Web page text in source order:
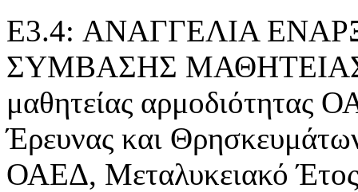
E3.4: ΑΝΑΓΓΕΛΙΑ
ΣΥΜΒΑΣΗΣ ΜΑΘΗΤΕΙΑΣ»
μαθητείας αρμοδιότητας
Έρευνας και
ΟΑΕΔ, Μεταλυκειακό Έτος